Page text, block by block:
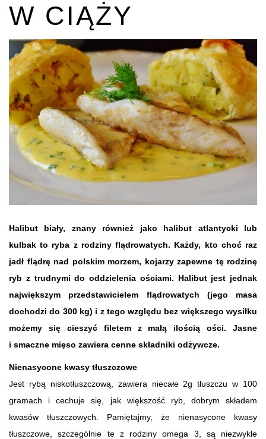
W CIĄŻY
Halibut biały, znany również jako halibut atlantycki lub
kulbak to ryba z rodziny flądrowatych. Każdy, kto choć raz
jadł flądrę nad polskim morzem, kojarzy zapewne tę rodzinę
ryb z trudnymi do oddzielenia ościami. Halibut jest jednak
największym przedstawicielem flądrowatych (jego masa
dochodzi do 300 kg) i z tego względu bez większego wysiłku
możemy się cieszyć filetem z małą ilością ości. Jasne
i smaczne mięso zawiera cenne składniki odżywcze.
Nienasycone kwasy tłuszczowe
Jest rybą niskotłuszczową, zawiera niecałe 2g tłuszczu w 100
gramach i cechuje się, jak większość ryb, dobrym składem
kwasów tłuszczowych. Pamiętajmy, że nienasycone kwasy
tłuszczowe, szczególnie te z rodziny omega 3, są niezwykle